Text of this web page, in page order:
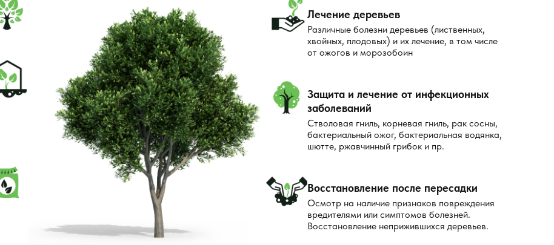
Лечение деревьев
Различные болезни деревьев (лиственных,
хвойных, плодовых) и их лечение, в том числе
от ожогов и морозобоин
Защита и лечение от инфекционных
заболеваний
Стволовая гниль, корневая гниль, рак сосны,
бактериальный ожог, бактериальная водянка,
шютте, ржавчинный грибок и пр.
Восстановление после пересадки
Осмотр на наличие признаков повреждения
вредителями или симптомов болезней.
Восстановление неприжившихся деревьев.